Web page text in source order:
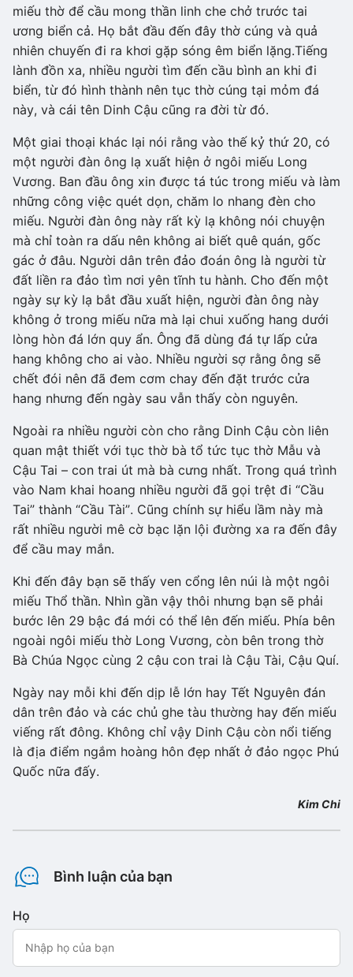
miếu thờ để cầu mong thần linh che chở trước tai
ương biển cả. Họ bắt đầu đến đây thờ cúng và quả
nhiên chuyến đi ra khơi gặp sóng êm biển lặng.Tiếng
lành đồn xa, nhiều người tìm đến cầu bình an khi đi
biển, từ đó hình thành nên tục thờ cúng tại mỏm đá
này, và cái tên Dinh Cậu cũng ra đời từ đó.
Một giai thoại khác lại nói rằng vào thế kỷ thứ 20, có
một người đàn ông lạ xuất hiện ở ngôi miếu Long
Vương. Ban đầu ông xin được tá túc trong miếu và làm
những công việc quét dọn, chăm lo nhang đèn cho
miếu. Người đàn ông này rất kỳ lạ không nói chuyện
mà chỉ toàn ra dấu nên không ai biết quê quán, gốc
gác ở đâu. Người dân trên đảo đoán ông là người từ
đất liền ra đảo tìm nơi yên tĩnh tu hành. Cho đến một
ngày sự kỳ lạ bắt đầu xuất hiện, người đàn ông này
không ở trong miếu nữa mà lại chui xuống hang dưới
lòng hòn đá lớn quy ẩn. Ông đã dùng đá tự lấp cửa
hang không cho ai vào. Nhiều người sợ rằng ông sẽ
chết đói nên đã đem cơm chay đến đặt trước cửa
hang nhưng đến ngày sau vẫn thấy còn nguyên.
Ngoài ra nhiều người còn cho rằng Dinh Cậu còn liên
quan mật thiết với tục thờ bà tổ tức tục thờ Mẫu và
Cậu Tai – con trai út mà bà cưng nhất. Trong quá trình
vào Nam khai hoang nhiều người đã gọi trệt đi “Cầu
Tai” thành “Cầu Tài”. Cũng chính sự hiểu lầm này mà
rất nhiều người mê cờ bạc lặn lội đường xa ra đến đây
để cầu may mắn.
Khi đến đây bạn sẽ thấy ven cổng lên núi là một ngôi
miếu Thổ thần. Nhìn gần vậy thôi nhưng bạn sẽ phải
bước lên 29 bậc đá mới có thể lên đến miếu. Phía bên
ngoài ngôi miếu thờ Long Vương, còn bên trong thờ
Bà Chúa Ngọc cùng 2 cậu con trai là Cậu Tài, Cậu Quí.
Ngày nay mỗi khi đến dịp lễ lớn hay Tết Nguyên đán
dân trên đảo và các chủ ghe tàu thường hay đến miếu
viếng rất đông. Không chỉ vậy Dinh Cậu còn nổi tiếng
là địa điểm ngắm hoàng hôn đẹp nhất ở đảo ngọc Phú
Quốc nữa đấy.
Kim Chi
Bình luận của bạn
Họ